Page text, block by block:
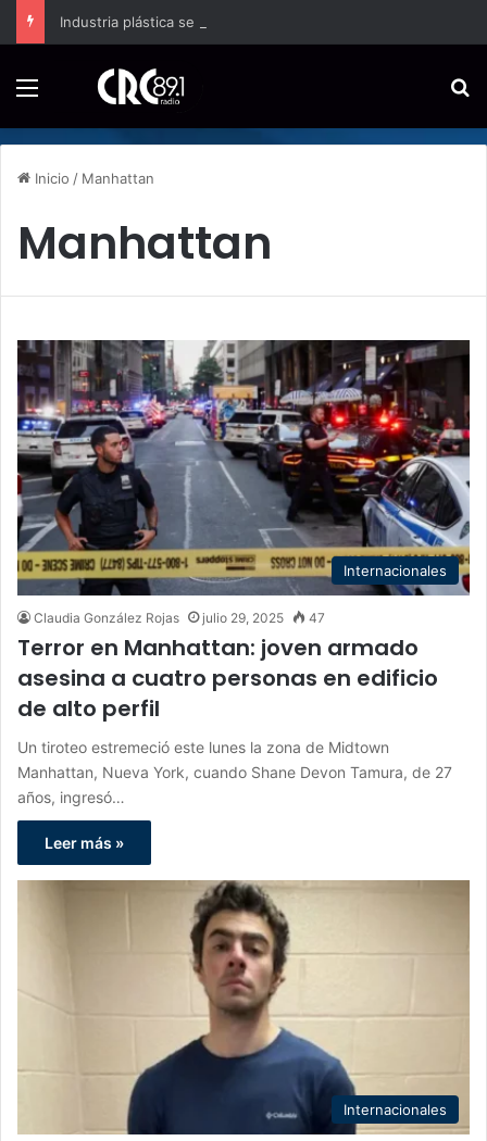
Industria plástica se suma a la economía circular
Inicio / Manhattan
Manhattan
Internacionales
Claudia González Rojas julio 29, 2025 47
Terror en Manhattan: joven armado
asesina a cuatro personas en edificio
de alto perfil
Un tiroteo estremeció este lunes la zona de Midtown
Manhattan, Nueva York, cuando Shane Devon Tamura, de 27
años, ingresó…
Leer más »
Internacionales